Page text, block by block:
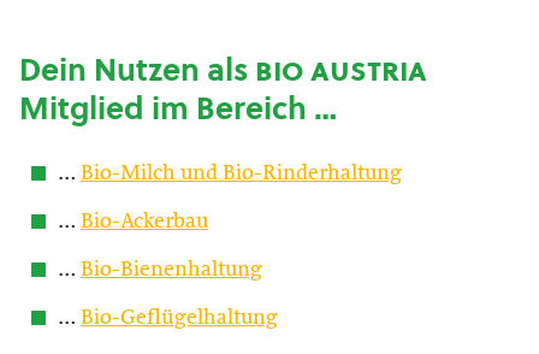
Dein Nutzen alsbio austria
Mitglied im Bereich …
… Bio-Milch und Bio-Rinderhaltung
… Bio-Ackerbau
… Bio-Bienenhaltung
… Bio-Geflügelhaltung